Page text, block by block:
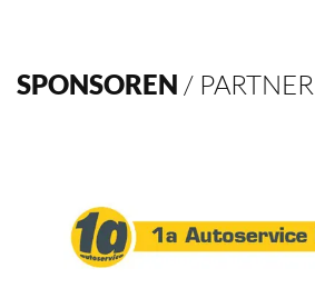
SPONSOREN / PARTNER